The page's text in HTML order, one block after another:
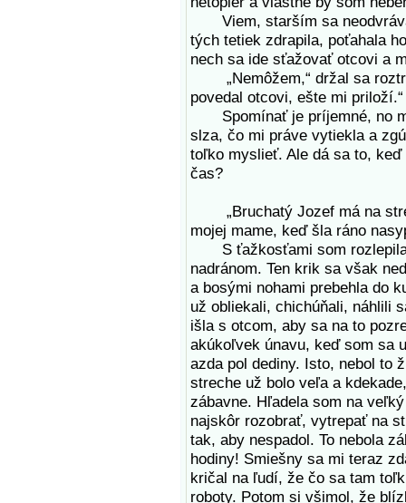
Viem, starším sa
tých tetiek zdrapila, poťahala
nech sa ide sťažovať otcovi a
„Nemôžem,“ držal sa
povedal otcovi, ešte mi priloží.“
Spomínať je príjemné, no
slza, čo mi práve vytiekla a
toľko myslieť. Ale dá sa to,
čas?
„Bruchatý Jozef má na
mojej mame, keď šla ráno
S ťažkosťami som rozlepila
nadránom. Ten krik sa však
a bosými nohami prebehla do
už obliekali, chichúňali, náhlili
išla s otcom, aby sa na to
akúkoľvek únavu, keď som sa
azda pol dediny. Isto, nebol to
streche už bolo veľa a
zábavne. Hľadela som na
najskôr rozobrať, vytrepať na
tak, aby nespadol. To nebola
hodiny! Smiešny sa mi teraz
kričal na ľudí, že čo sa tam
roboty. Potom si všimol, že